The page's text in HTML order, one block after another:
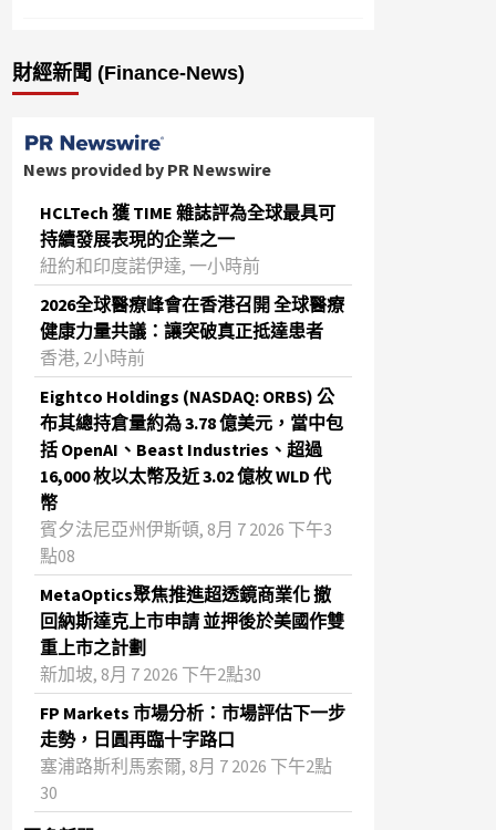
財經新聞 (Finance-News)
News provided by PR Newswire
HCLTech 獲 TIME 雜誌評為全球最具可
持續發展表現的企業之一
紐約和印度諾伊達, 一小時前
2026全球醫療峰會在香港召開 全球醫療
健康力量共議：讓突破真正抵達患者
香港, 2小時前
Eightco Holdings (NASDAQ: ORBS) 公
布其總持倉量約為 3.78 億美元，當中包
括 OpenAI、Beast Industries、超過
16,000 枚以太幣及近 3.02 億枚 WLD 代
幣
賓夕法尼亞州伊斯頓, 8月 7 2026 下午3
點08
MetaOptics聚焦推進超透鏡商業化 撤
回納斯達克上市申請 並押後於美國作雙
重上市之計劃
新加坡, 8月 7 2026 下午2點30
FP Markets 市場分析：市場評估下一步
走勢，日圓再臨十字路口
塞浦路斯利馬索爾, 8月 7 2026 下午2點
30